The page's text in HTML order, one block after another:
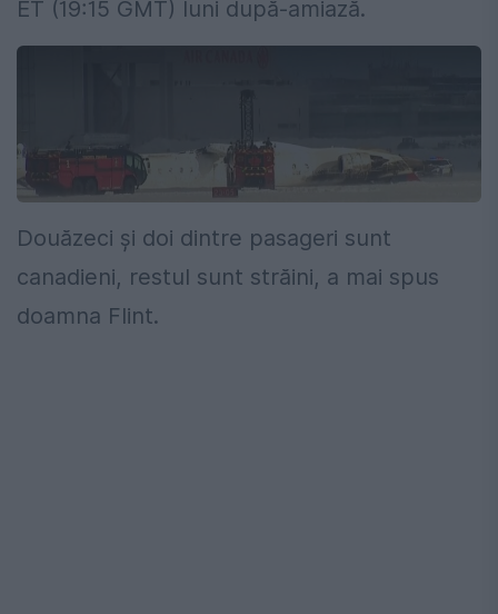
ET (19:15 GMT) luni după-amiază.
Douăzeci și doi dintre pasageri sunt
canadieni, restul sunt străini, a mai spus
doamna Flint.